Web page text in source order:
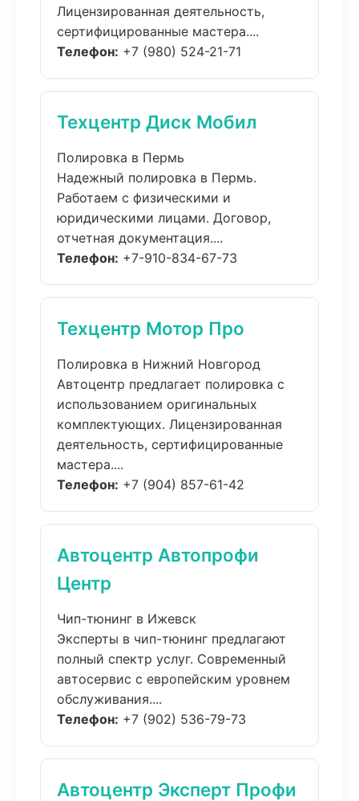
Лицензированная деятельность,
сертифицированные мастера....
Телефон: +7 (980) 524-21-71
Техцентр Диск Мобил
Полировка в Пермь
Надежный полировка в Пермь.
Работаем с физическими и
юридическими лицами. Договор,
отчетная документация....
Телефон: +7-910-834-67-73
Техцентр Мотор Про
Полировка в Нижний Новгород
Автоцентр предлагает полировка с
использованием оригинальных
комплектующих. Лицензированная
деятельность, сертифицированные
мастера....
Телефон: +7 (904) 857-61-42
Автоцентр Автопрофи
Центр
Чип-тюнинг в Ижевск
Эксперты в чип-тюнинг предлагают
полный спектр услуг. Современный
автосервис с европейским уровнем
обслуживания....
Телефон: +7 (902) 536-79-73
Автоцентр Эксперт Профи